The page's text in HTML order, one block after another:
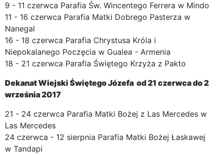
9 - 11 czerwca Parafia Św. Wincentego Ferrera w Mindo
11 - 16 czerwca Parafia Matki Dobrego Pasterza w
Nanegal
16 - 18 czerwca Parafia Chrystusa Króla i
Niepokalanego Poczęcia w Gualea - Armenia
18 - 21 czerwca Parafia Świętego Krzyża z Pakto
Dekanat Wiejski Świętego Józefa od21 czerwcado 2
września 2017
21 - 24 czerwca Parafia Matki Bożej z Las Mercedes w
Las Mercedes
24 czerwca - 12 sierpnia Parafia Matki Bożej Łaskawej
w Tandapi